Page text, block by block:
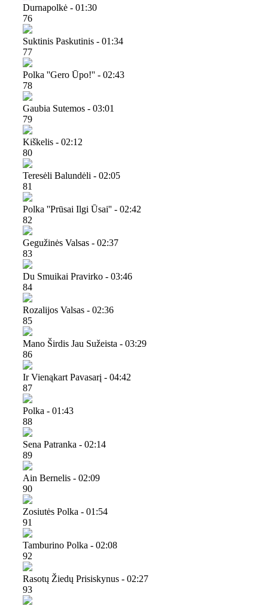
Durnapolkė - 01:30
76
Suktinis Paskutinis - 01:34
77
Polka ''gero Ūpo!'' - 02:43
78
Gaubia Sutemos - 03:01
79
Kiškelis - 02:12
80
Teresėli Balundėli - 02:05
81
Polka ''prūsai Ilgi Ūsai'' - 02:42
82
Gegužinės Valsas - 02:37
83
Du Smuikai Pravirko - 03:46
84
Rozalijos Valsas - 02:36
85
Mano Širdis Jau Sužeista - 03:29
86
Ir Vienąkart Pavasarį - 04:42
87
Polka - 01:43
88
Sena Patranka - 02:14
89
Ain Bernelis - 02:09
90
Zosiutės Polka - 01:54
91
Tamburino Polka - 02:08
92
Rasotų Žiedų Prisiskynus - 02:27
93